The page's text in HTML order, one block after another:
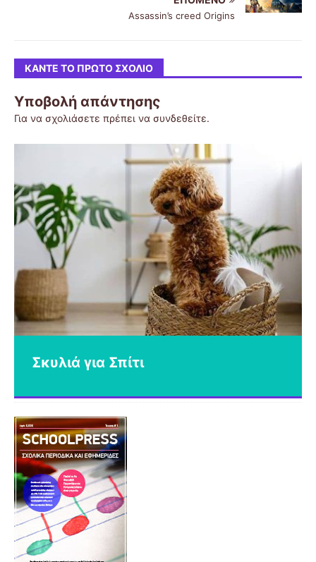
Assassin’s creed Origins
ΚΆΝΤΕ ΤΟ ΠΡΏΤΟ ΣΧΌΛΙΟ
Υποβολή απάντησης
Για να σχολιάσετε πρέπει να συνδεθείτε.
Το σκακι
Ναύπλιο
Το ηλιακό μας σύστημα
Σκυλιά για Σπίτι
Οδηγίες για Κατασκήνωση